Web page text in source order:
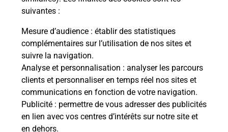
suivantes :
Mesure d’audience : établir des statistiques
complémentaires sur l’utilisation de nos sites et
suivre la navigation.
Analyse et personnalisation : analyser les parcours
clients et personnaliser en temps réel nos sites et
communications en fonction de votre navigation.
Publicité : permettre de vous adresser des publicités
en lien avec vos centres d’intérêts sur notre site et
en dehors.
La Poste
en ligne
Ouvert 24h/24
En savoir plus